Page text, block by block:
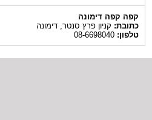
קפה קפה דימונה
כתובת:קניון פרץ סנטר, דימונה
טלפון:08-6698040